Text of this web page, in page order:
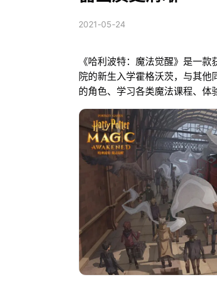
2021-05-24
《哈利波特：魔法觉醒》是一
院的新生入学霍格沃茨，与其
的角色、学习各类魔法课程、体